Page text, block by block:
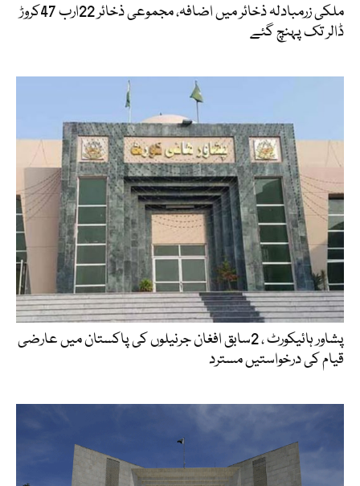
ملکی زرمبادلہ ذخائر میں اضافہ، مجموعی ذخائر 22ارب 47کروڑ
ڈالر تک پہنچ گئے
پشاور ہائیکورٹ ، 2سابق افغان جرنیلوں کی پاکستان میں عارضی
قیام کی درخواستیں مسترد